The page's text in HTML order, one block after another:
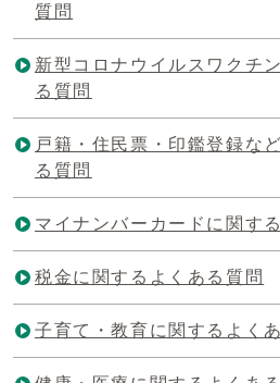
質問
新型コロナウイルスワクチ
る質問
戸籍・住民票・印鑑登録な
る質問
マイナンバーカードに関す
税金に関するよくある質問
子育て・教育に関するよく